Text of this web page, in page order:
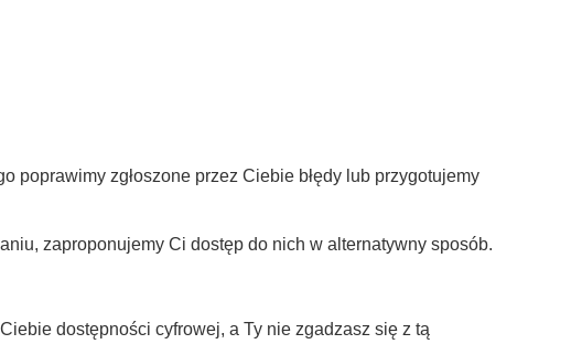
poprawimy zgłoszone przez Ciebie błędy lub przygotujemy
zaproponujemy Ci dostęp do nich w alternatywny sposób.
dostępności cyfrowej, a Ty nie zgadzasz się z tą